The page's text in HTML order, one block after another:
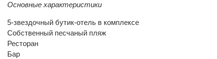
Основные характеристики
5-звездочный бутик-отель в комплексе
Собственный песчаный пляж
Ресторан
Бар